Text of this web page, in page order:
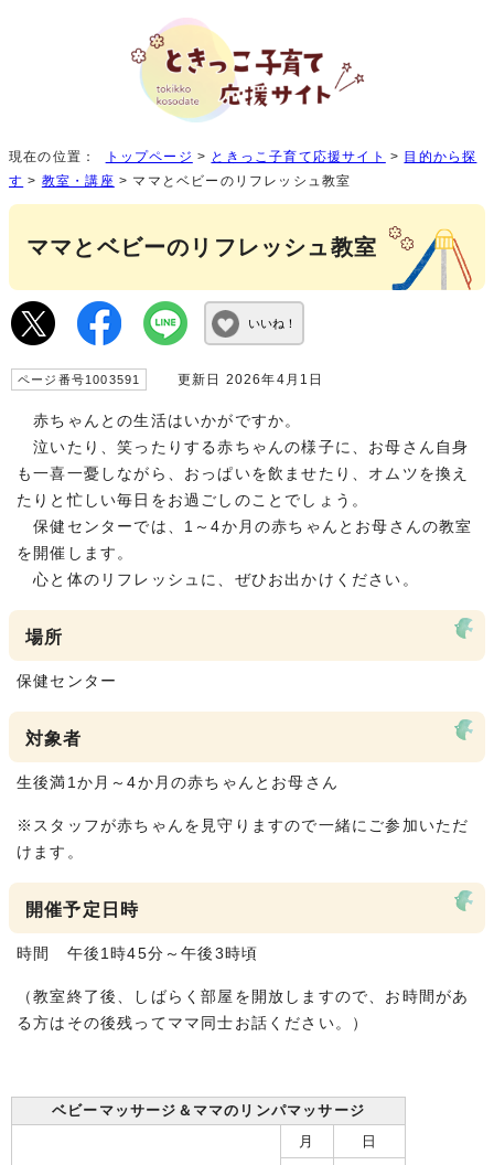
現在の位置： トップページ > ときっこ子育て応援サイト > 目的から探
す > 教室・講座 > ママとベビーのリフレッシュ教室
ママとベビーのリフレッシュ教室
いいね！
ページ番号1003591 更新日 2026年4月1日
赤ちゃんとの生活はいかがですか。
泣いたり、笑ったりする赤ちゃんの様子に、お母さん自身
も一喜一憂しながら、おっぱいを飲ませたり、オムツを換え
たりと忙しい毎日をお過ごしのことでしょう。
保健センターでは、1～4か月の赤ちゃんとお母さんの教室
を開催します。
心と体のリフレッシュに、ぜひお出かけください。
場所
保健センター
対象者
生後満1か月～4か月の赤ちゃんとお母さん
※スタッフが赤ちゃんを見守りますので一緒にご参加いただ
けます。
開催予定日時
時間 午後1時45分～午後3時頃
（教室終了後、しばらく部屋を開放しますので、お時間があ
る方はその後残ってママ同士お話ください。）
ベビーマッサージ＆ママのリンパマッサージ
月
日